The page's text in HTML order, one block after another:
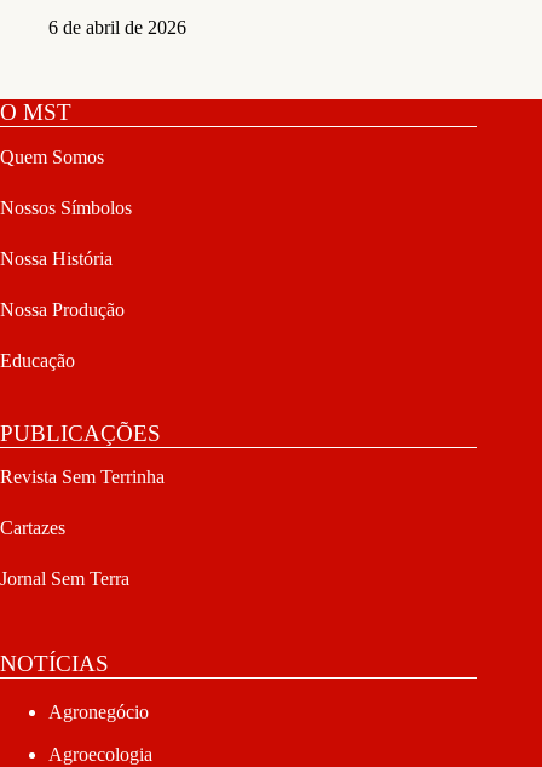
6 de abril de 2026
O MST
Quem Somos
Nossos Símbolos
Nossa História
Nossa Produção
Educação
PUBLICAÇÕES
Revista Sem Terrinha
Cartazes
Jornal Sem Terra
NOTÍCIAS
Agronegócio
Agroecologia